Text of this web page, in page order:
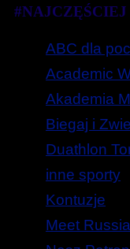
ABC dla
Academic
Akademia
Biegaj i
Duathlon
inne sporty
Kontuzje
Meet